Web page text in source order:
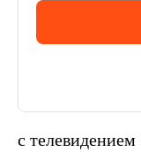
с телевидением